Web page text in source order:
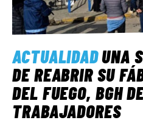
ACTUALIDADUNA
DE REABRIR SU
DEL FUEGO, BGH
TRABAJADORES